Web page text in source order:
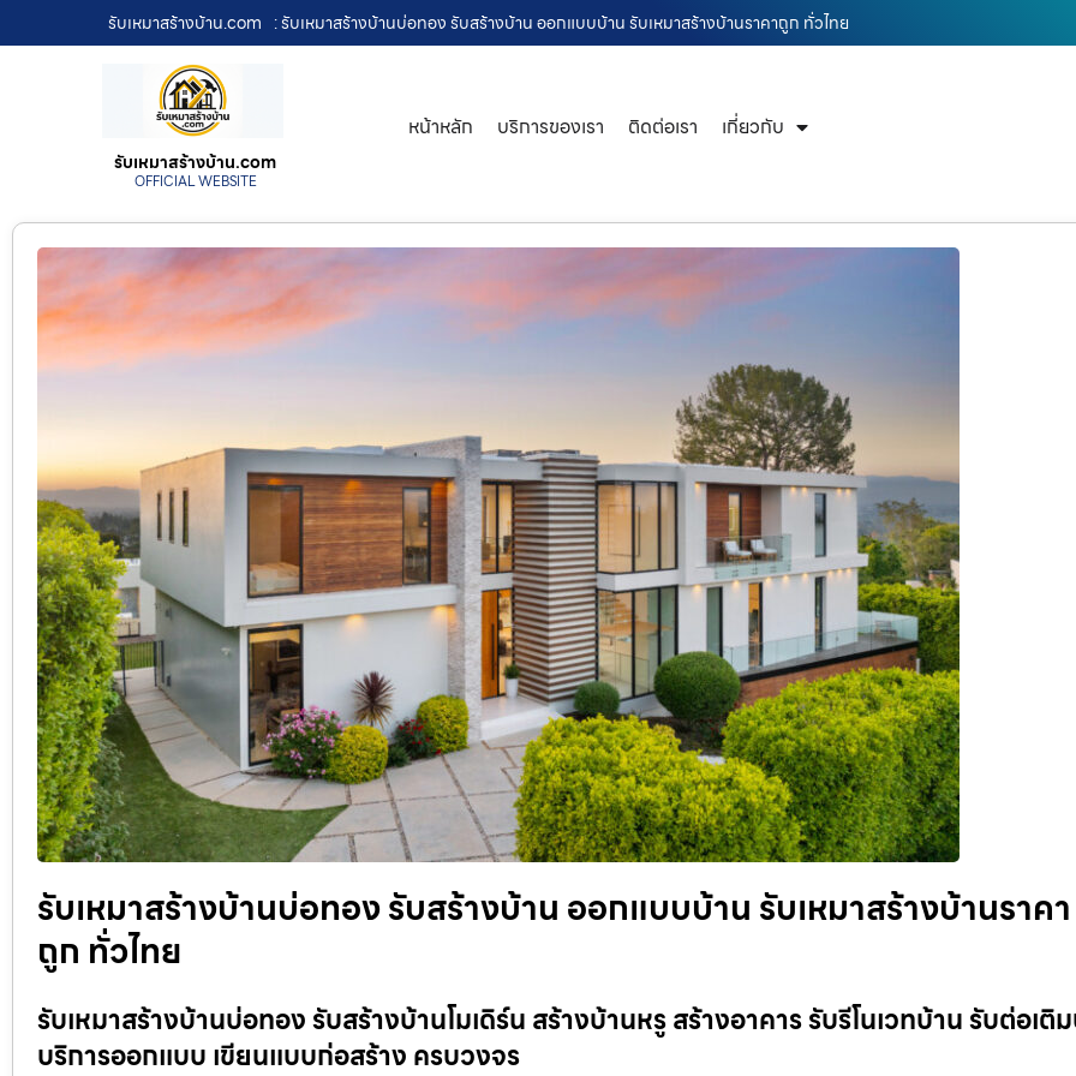
รับเหมาสร้างบ้าน.com : รับเหมาสร้างบ้านบ่อทอง รับสร้างบ้าน ออกแบบบ้าน รับเหมาสร้างบ้านราคาถูก ทั่วไทย
รับเหมาสร้างบ้าน.com
OFFICIAL WEBSITE
หน้าหลัก บริการของเรา ติดต่อเรา เกี่ยวกับ
รับเหมาสร้างบ้านบ่อทอง รับสร้างบ้าน ออกแบบบ้าน รับเหมาสร้างบ้านราคา
ถูก ทั่วไทย
รับเหมาสร้างบ้านบ่อทอง รับสร้างบ้านโมเดิร์น สร้างบ้านหรู สร้างอาคาร รับรีโนเวทบ้าน รับต่อเติ
บริการออกแบบ เขียนแบบก่อสร้าง ครบวงจร